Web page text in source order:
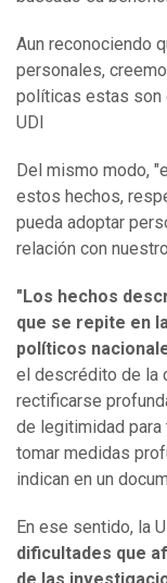
Aun reconociendo
personales,
políticas estas son
UDI
Del mismo modo,
estos hechos,
pueda adoptar
relación con
"Los hechos
que se repite en
políticos
el descrédito de la
rectificarse
de legitimidad
tomar medidas
indican en un
En ese sentido, la
dificultades que